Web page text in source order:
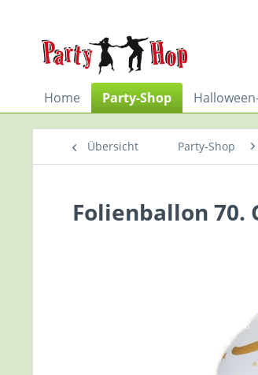
Home Party-Shop
Übersicht Party-Shop
Folienballon 70.